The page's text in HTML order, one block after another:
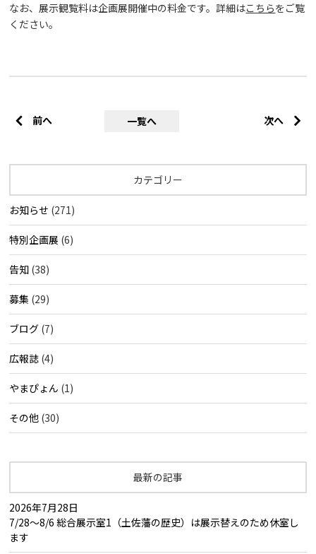
なお、展示観覧料は企画展開催中の料金です。詳細はこちらをご覧
ください。
前へ 一覧へ 次へ
カテゴリー
お知らせ (271)
特別企画展 (6)
告知 (38)
募集 (29)
ブログ (7)
広報誌 (4)
やまぴょん (1)
その他 (30)
最新の記事
2026年7月28日
7/28～8/6 総合展示室1（土佐藩の歴史）は展示替えのため休室し
ます